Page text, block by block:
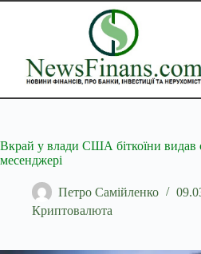
Перейти
Вкрай у влади США біткоїни видав
месенджері
Петро Самійленко
Криптовалюта